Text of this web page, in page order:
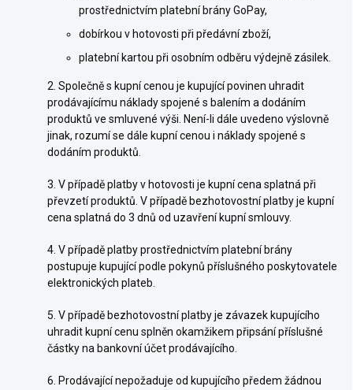
prostřednictvím platební brány GoPay,
dobírkou v hotovosti při předávní zboží,
platební kartou při osobním odběru výdejně zásilek.
2. Společně s kupní cenou je kupující povinen uhradit
prodávajícímu náklady spojené s balením a dodáním
produktů ve smluvené výši. Není-li dále uvedeno výslovně
jinak, rozumí se dále kupní cenou i náklady spojené s
dodáním produktů.
3. V případě platby v hotovosti je kupní cena splatná při
převzetí produktů. V případě bezhotovostní platby je kupní
cena splatná do 3 dnů od uzavření kupní smlouvy.
4. V případě platby prostřednictvím platební brány
postupuje kupující podle pokynů příslušného poskytovatele
elektronických plateb.
5. V případě bezhotovostní platby je závazek kupujícího
uhradit kupní cenu splněn okamžikem připsání příslušné
částky na bankovní účet prodávajícího.
6. Prodávající nepožaduje od kupujícího předem žádnou